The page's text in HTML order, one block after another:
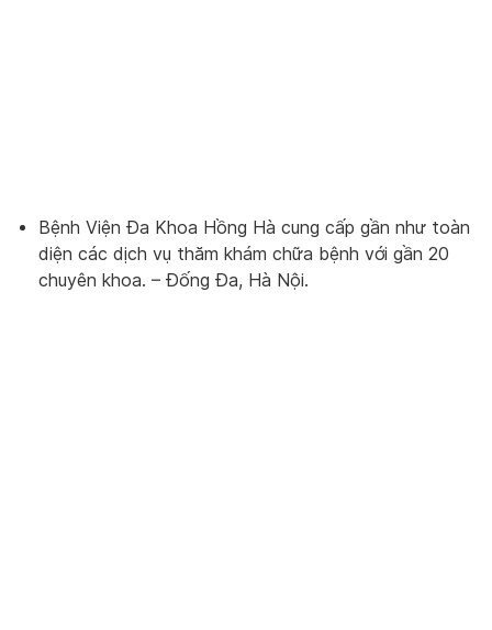
Bệnh Viện Đa Khoa Hồng Hà cung cấp gần như toàn
diện các dịch vụ thăm khám chữa bệnh với gần 20
chuyên khoa. – Đống Đa, Hà Nội.